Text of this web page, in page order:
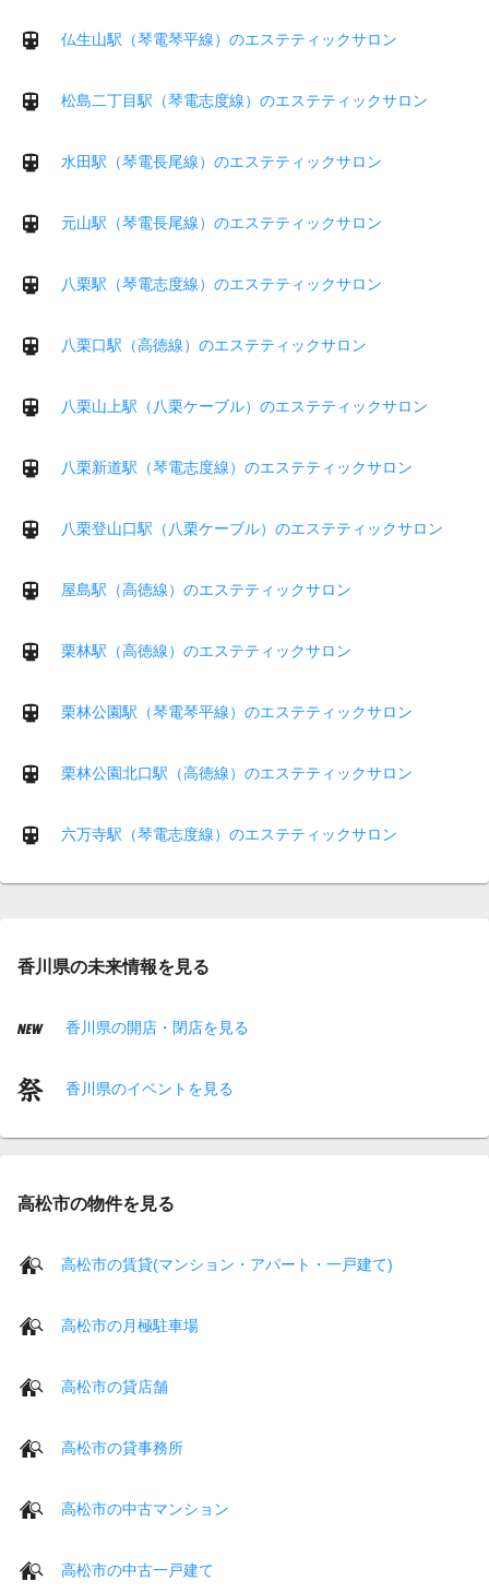
仏生山駅（琴電琴平線）のエステティックサロン
松島二丁目駅（琴電志度線）のエステティックサロン
水田駅（琴電長尾線）のエステティックサロン
元山駅（琴電長尾線）のエステティックサロン
八栗駅（琴電志度線）のエステティックサロン
八栗口駅（高徳線）のエステティックサロン
八栗山上駅（八栗ケーブル）のエステティックサロン
八栗新道駅（琴電志度線）のエステティックサロン
八栗登山口駅（八栗ケーブル）のエステティックサロン
屋島駅（高徳線）のエステティックサロン
栗林駅（高徳線）のエステティックサロン
栗林公園駅（琴電琴平線）のエステティックサロン
栗林公園北口駅（高徳線）のエステティックサロン
六万寺駅（琴電志度線）のエステティックサロン
香川県の未来情報を見る
香川県の開店・閉店を見る
香川県のイベントを見る
高松市の物件を見る
高松市の賃貸(マンション・アパート・一戸建て)
高松市の月極駐車場
高松市の貸店舗
高松市の貸事務所
高松市の中古マンション
高松市の中古一戸建て